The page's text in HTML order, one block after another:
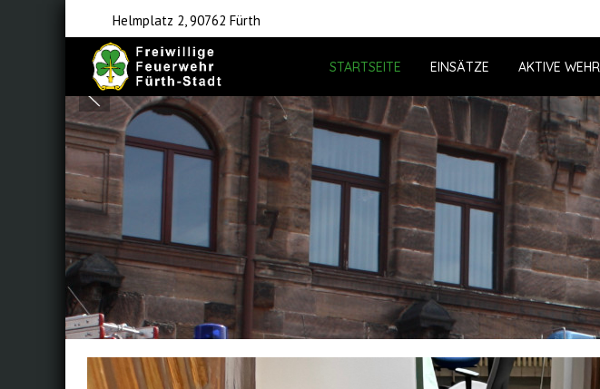
Helmplatz 2, 90762 Fürth
STARTSEITE EINSÄTZE AKTIVE WEHR